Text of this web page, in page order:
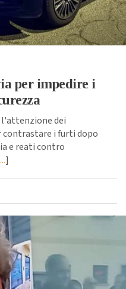
per impedire i
l'attenzione dei
contrastare i furti dopo
e reati contro
...]